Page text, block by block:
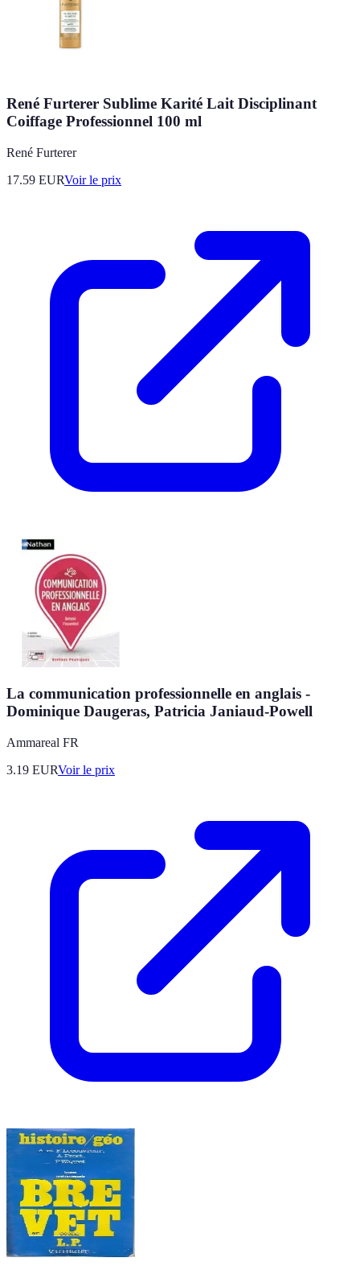
René Furterer Sublime Karité Lait Disciplinant
Coiffage Professionnel 100 ml
René Furterer
17.59 EURVoir le prix
La communication professionnelle en anglais -
Dominique Daugeras, Patricia Janiaud-Powell
Ammareal FR
3.19 EURVoir le prix